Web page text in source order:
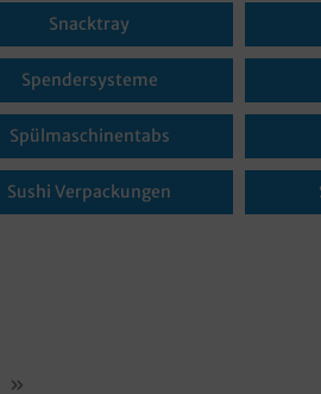
Snacktray
Spendersysteme
Spülmaschinentabs
Sushi Verpackungen